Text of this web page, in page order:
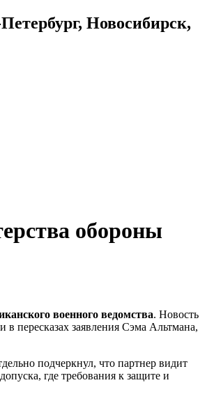
Новосибирск,
обороны
военного ведомства. Новость
в пересказах заявления Сэма Альтмана,
подчеркнул, что партнер видит
где требования к защите и